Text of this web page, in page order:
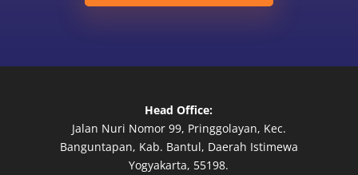
Head Office:
Jalan Nuri Nomor 99, Pringgolayan, Kec.
Banguntapan, Kab. Bantul, Daerah Istimewa
Yogyakarta, 55198.